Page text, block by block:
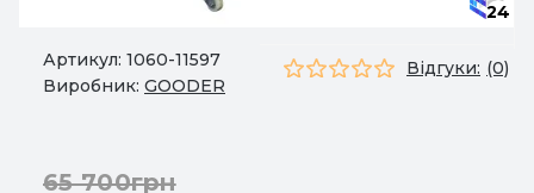
24
Артикул: 1060-11597
Виробник: GOODER
Відгуки: (0)
65 700грн